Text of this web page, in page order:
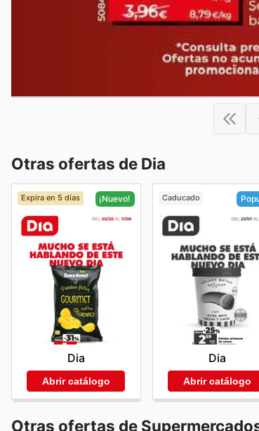
Otras ofertas de Dia
Expira en 5 días ¡Nuevo!
Dia
Abrir catálogo
Caducado
Dia
Abrir catálogo
Otras ofertas de